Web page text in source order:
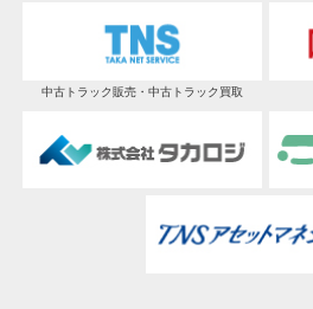
中古トラック販売・中古トラック買取